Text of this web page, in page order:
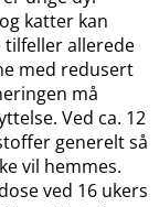
katter kan
tilfeller allerede
med redusert
må
Ved ca. 12
generelt så
vil hemmes.
ved 16 ukers